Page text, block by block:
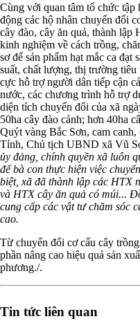
Cùng với quan tâm tổ chức
động các hộ nhân chuyển đổi
cây đào, cây ăn quả, thành
kinh nghiệm về cách trồng,
sơ để sản phẩm hạt mắc ca đạt
suất, chất lượng, thị trường
cực hỗ trợ người dân tiếp cận
nước, các chương trình hỗ trợ
diện tích chuyển đổi của xã
50ha cây đào cảnh; hơn 40ha
Quýt vàng Bắc Sơn, cam
Tỉnh, Chủ tịch UBND xã Vũ
ủy đảng, chính quyền xã luôn
để bà con thực hiện việc
biệt, xã đã thành lập các HTX
và HTX cây ăn quả có múi...
cung cấp các vật tư chăm sóc
cao.
Từ chuyển đổi cơ cấu cây
phần nâng cao hiệu quả sản
phương./.
Tin tức liên quan